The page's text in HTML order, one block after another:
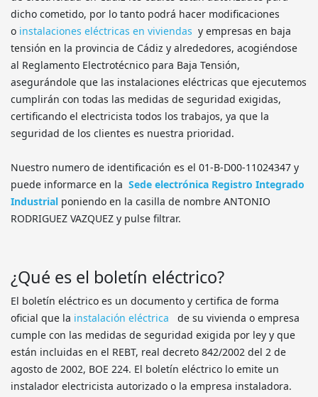
dicho cometido, por lo tanto podrá hacer modificaciones
o instalaciones eléctricas en viviendas y empresas en baja
tensión en la provincia de Cádiz y alrededores, acogiéndose
al Reglamento Electrotécnico para Baja Tensión,
asegurándole que las instalaciones eléctricas que ejecutemos
cumplirán con todas las medidas de seguridad exigidas,
certificando el electricista todos los trabajos, ya que la
seguridad de los clientes es nuestra prioridad.
Nuestro numero de identificación es el 01-B-D00-11024347 y
puede informarce en la Sede electrónica Registro Integrado
Industrial poniendo en la casilla de nombre ANTONIO
RODRIGUEZ VAZQUEZ y pulse filtrar.
¿Qué es el boletín eléctrico?
El boletín eléctrico es un documento y certifica de forma
oficial que la instalación eléctrica
de su vivienda o empresa
cumple con las medidas de seguridad exigida por ley y que
están incluidas en el REBT, real decreto 842/2002 del 2 de
agosto de 2002, BOE 224. El boletín eléctrico lo emite un
instalador electricista autorizado o la empresa instaladora.